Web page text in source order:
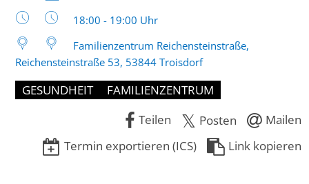
Uhrzeit:
18:00 - 19:00 Uhr
Familienzentrum Reichensteinstraße,
Reichensteinstraße 53, 53844 Troisdorf
GESUNDHEIT
FAMILIENZENTRUM
Teilen
Posten
Mailen
Termin exportieren (ICS)
Link kopieren